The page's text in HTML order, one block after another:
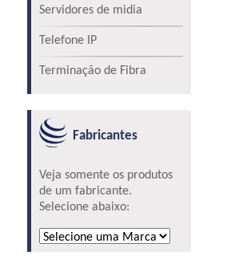
Servidores de midia
Telefone IP
Terminação de Fibra
Fabricantes
Veja somente os produtos
de um fabricante.
Selecione abaixo: